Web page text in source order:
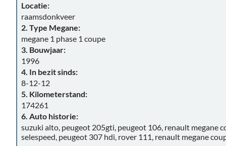
Locatie:
raamsdonkveer
2. Type Megane:
megane 1 phase 1 coupe
3. Bouwjaar:
1996
4. In bezit sinds:
8-12-12
5. Kilometerstand:
174261
6. Auto historie:
suzuki alto, peugeot 205gti, peugeot 106, renault megane
selespeed, peugeot 307 hdi, rover 111, renault megane